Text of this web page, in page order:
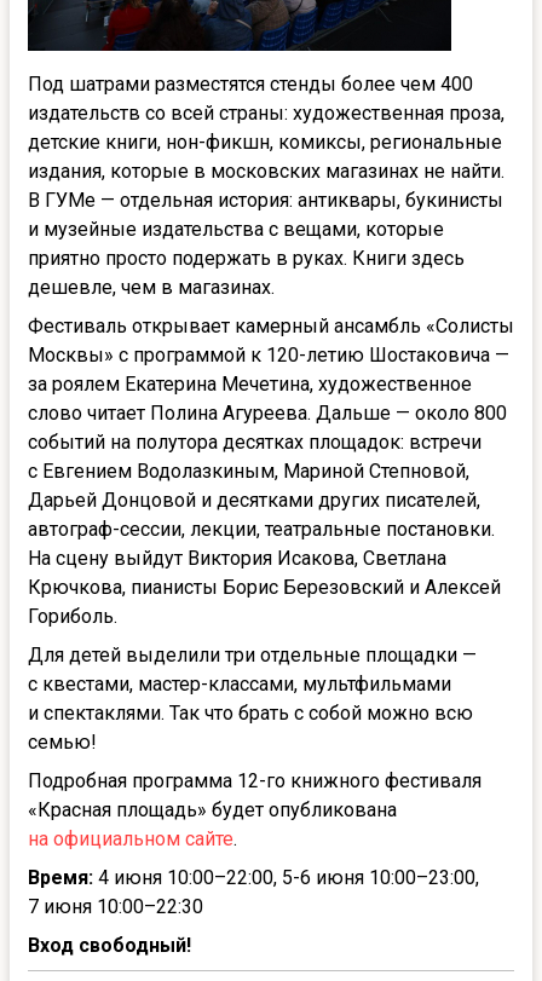
Под шатрами разместятся стенды более чем 400
издательств со всей страны: художественная проза,
детские книги, нон-фикшн, комиксы, региональные
издания, которые в московских магазинах не найти.
В ГУМе — отдельная история: антиквары, букинисты
и музейные издательства с вещами, которые
приятно просто подержать в руках. Книги здесь
дешевле, чем в магазинах.
Фестиваль открывает камерный ансамбль «Солисты
Москвы» с программой к 120-летию Шостаковича —
за роялем Екатерина Мечетина, художественное
слово читает Полина Агуреева. Дальше — около 800
событий на полутора десятках площадок: встречи
с Евгением Водолазкиным, Мариной Степновой,
Дарьей Донцовой и десятками других писателей,
автограф-сессии, лекции, театральные постановки.
На сцену выйдут Виктория Исакова, Светлана
Крючкова, пианисты Борис Березовский и Алексей
Гориболь.
Для детей выделили три отдельные площадки —
с квестами, мастер-классами, мультфильмами
и спектаклями. Так что брать с собой можно всю
семью!
Подробная программа 12-го книжного фестиваля
«Красная площадь» будет опубликована
на официальном сайте.
Время: 4 июня 10:00–22:00, 5-6 июня 10:00–23:00,
7 июня 10:00–22:30
Вход свободный!